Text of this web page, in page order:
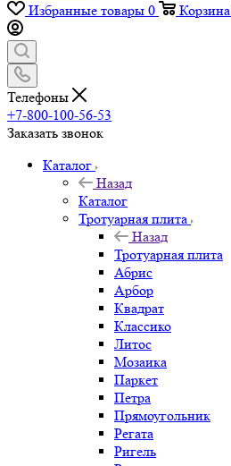
Избранные товары 0 Корзина
Телефоны
+7-800-100-56-53
Заказать звонок
Каталог
Назад
Каталог
Тротуарная плита
Назад
Тротуарная плита
Абрис
Арбор
Квадрат
Классико
Литос
Мозаика
Паркет
Петра
Прямоугольник
Регата
Ригель